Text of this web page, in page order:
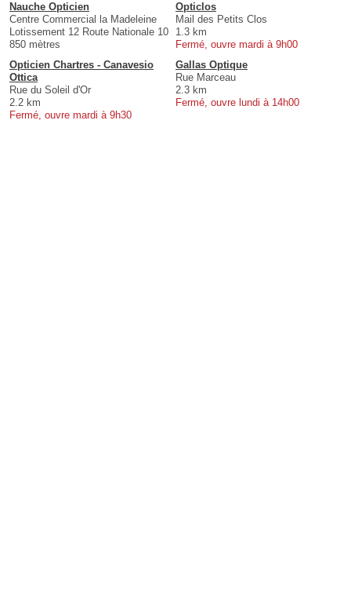
Nauche Opticien
Centre Commercial la Madeleine
Lotissement 12 Route Nationale 10
850 mètres
Opticlos
Mail des Petits Clos
1.3 km
Fermé, ouvre mardi à 9h00
Opticien Chartres - Canavesio
Ottica
Rue du Soleil d'Or
2.2 km
Fermé, ouvre mardi à 9h30
Gallas Optique
Rue Marceau
2.3 km
Fermé, ouvre lundi à 14h00